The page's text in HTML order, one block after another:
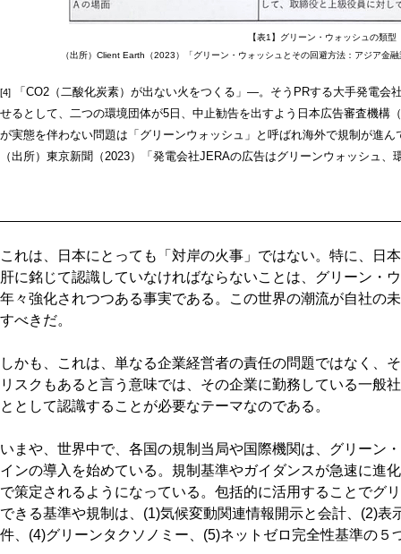
【表1】グリーン・ウォッシュの類型
（出所）Client Earth（2023）「グリーン・ウォッシュとその回避方法：アジア金
[4]
「CO2（二酸化炭素）が出ない火をつくる」―。そうPRする大手発電会
せるとして、二つの環境団体が5日、中止勧告を出すよう日本広告審査機構
が実態を伴わない問題は「グリーンウォッシュ」と呼ばれ海外で規制が進
（出所）東京新聞（2023）「発電会社JERAの広告はグリーンウォッシュ
これは、日本にとっても「対岸の火事」ではない。特に、日
肝に銘じて認識していなければならないことは、グリーン・
年々強化されつつある事実である。この世界の潮流が自社の
すべきだ。
しかも、これは、単なる企業経営者の責任の問題ではなく、
リスクもあると言う意味では、その企業に勤務している一般
ととして認識することが必要なテーマなのである。
いまや、世界中で、各国の規制当局や国際機関は、グリーン
インの導入を始めている。規制基準やガイダンスが急速に進
で策定されるようになっている。包括的に活用することでグ
できる基準や規制は、(1)気候変動関連情報開示と会計、(2)表
件、(4)グリーンタクソノミー、(5)ネットゼロ完全性基準の５